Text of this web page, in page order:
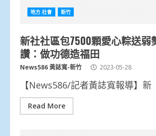
地方.社會 新竹
新社社區包7500顆愛心粽送
讚：做功德造福田
News586 黃誌寬-新竹 2023-05-28
【News586/記者黃誌寬報導】新
Read More